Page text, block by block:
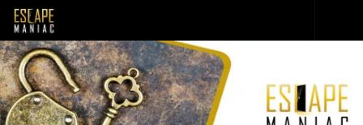
Unter dem Inhalt